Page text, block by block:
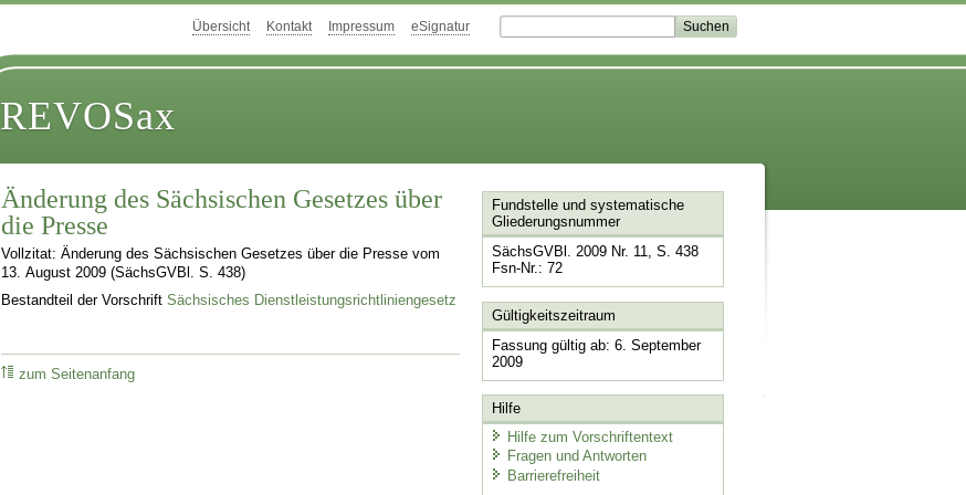
Übersicht Kontakt Impressum eSignatur
REVOSax
Änderung des Sächsischen Gesetzes über
die Presse
Vollzitat: Änderung des Sächsischen Gesetzes über die Presse vom
13. August 2009 (SächsGVBl. S. 438)
Bestandteil der VorschriftSächsisches Dienstleistungsrichtliniengesetz
zum Seitenanfang
Fundstelle und systematische
Gliederungsnummer
SächsGVBl. 2009 Nr. 11, S. 438
Fsn-Nr.: 72
Gültigkeitszeitraum
Fassung gültig ab: 6. September
2009
Hilfe
Hilfe zum Vorschriftentext
Fragen und Antworten
Barrierefreiheit